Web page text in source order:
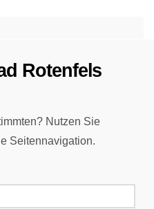
Rotenfels
Nutzen Sie
Seitennavigation.